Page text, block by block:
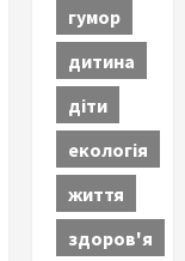
гумор
дитина
діти
екологія
життя
здоров'я